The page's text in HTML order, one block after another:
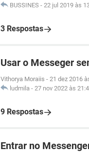
BUSSINES - 22 jul 2019 às
3 Respostas
Usar o Messeger
Vithorya Moraiis - 21 dez 2016
ludmila - 27 nov 2022 às
9 Respostas
Entrar no